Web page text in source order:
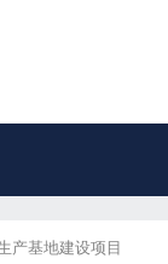
产基地建设项目